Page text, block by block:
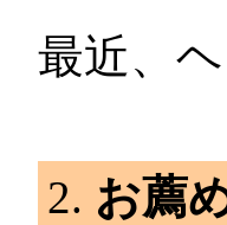
最近、
2. お薦